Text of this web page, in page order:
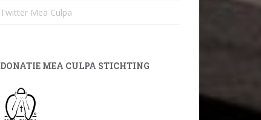
Twitter Mea Culpa
DONATIE MEA CULPA STICHTING